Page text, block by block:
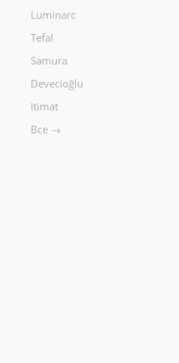
В Корзину
Добавь в сравнения
Devecioglu Milenyum
Luminarc
Tefal
Samura
Devecioğlu
Itimat
Все →